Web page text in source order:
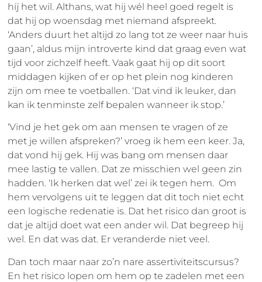
híj het wil. Althans, wat hij wél heel goed regelt is
dat hij op woensdag met niemand afspreekt.
‘Anders duurt het altijd zo lang tot ze weer naar huis
gaan’, aldus mijn introverte kind dat graag even wat
tijd voor zichzelf heeft. Vaak gaat hij op dit soort
middagen kijken of er op het plein nog kinderen
zijn om mee te voetballen. ‘Dat vind ik leuker, dan
kan ik tenminste zelf bepalen wanneer ik stop.’
‘Vind je het gek om aan mensen te vragen of ze
met je willen afspreken?’ vroeg ik hem een keer. Ja,
dat vond hij gek. Hij was bang om mensen daar
mee lastig te vallen. Dat ze misschien wel geen zin
hadden. ‘Ik herken dat wel’ zei ik tegen hem. Om
hem vervolgens uit te leggen dat dit toch niet echt
een logische redenatie is. Dat het risico dan groot is
dat je altijd doet wat een ander wil. Dat begreep hij
wel. En dat was dat. Er veranderde niet veel.
Dan toch maar naar zo’n nare assertiviteitscursus?
En het risico lopen om hem op te zadelen met een